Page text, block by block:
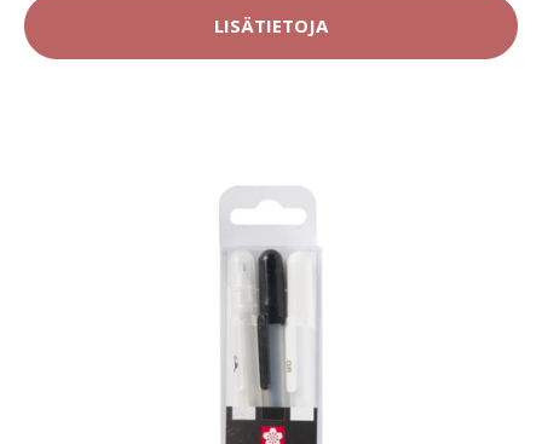
LISÄTIETOJA